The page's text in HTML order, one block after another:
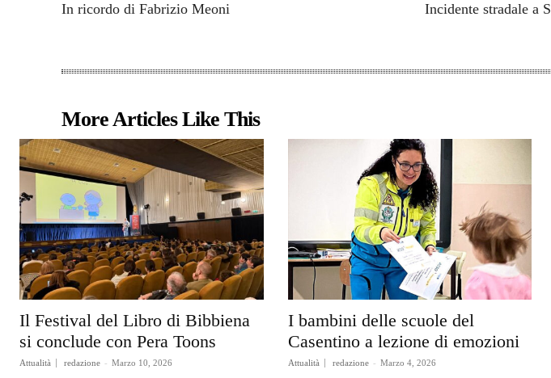
In ricordo di Fabrizio Meoni
Incidente stradale a
More Articles Like This
Il Festival del Libro di Bibbiena
si conclude con Pera Toons
Attualità redazione - Marzo 10, 2026
I bambini delle scuole del
Casentino a lezione di emozioni
Attualità redazione - Marzo 4, 2026